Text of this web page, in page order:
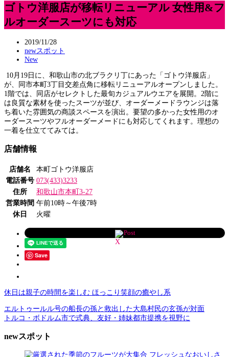
ゴトウ洋服店が移転リニューアル 女性用&フ
ルオーダースーツにも対応
2019/11/28
newスポット
New
10月19日に、和歌山市の北ブラクリ丁にあった「ゴトウ洋服店」
が、同市本町3丁目交差点角に移転リニューアルオープンしました。
1階では、同店がセレクトした最旬カジュアルウエアを展開。2階に
は良質な素材を使ったスーツが並び、オーダーメードラウンジは落
ち着いた雰囲気の商談スペースを演出。要望の多かった女性用のオ
ーダースーツやフルオーダーメードにも対応してくれます。理想の
一着を仕立ててみては。
店舗情報
店舗名
本町ゴトウ洋服店
電話番号 073(433)3233
住所
和歌山市本町3-27
営業時間 午前10時～午後7時
休日
火曜
Post
Save
休日は親子の時間を楽しむ ほっこり笑顔の癒やし系
エルトゥールル号の船長の孫と救出した大島村民の玄孫が対面
トルコ・ボドルム市で式典、友好・姉妹都市提携を視野に
newスポット